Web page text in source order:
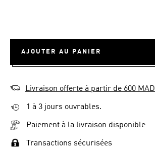
AJOUTER AU PANIER
Livraison offerte à partir de 600 MAD
1 à 3 jours ouvrables.
Paiement à la livraison disponible
Transactions sécurisées